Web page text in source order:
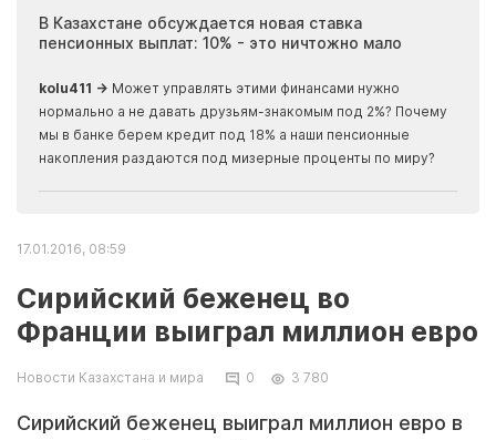
В Казахстане обсуждается новая ставка
пенсионных выплат: 10% - это ничтожно мало
kolu411 → Может управлять этими финансами нужно
нормально а не давать друзьям-знакомым под 2%? Почему
мы в банке берем кредит под 18% а наши пенсионные
накопления раздаются под мизерные проценты по миру?
17.01.2016, 08:59
Сирийский беженец во
Франции выиграл миллион евро
Новости Казахстана и мира 0 3 780
Сирийский беженец выиграл миллион евро в